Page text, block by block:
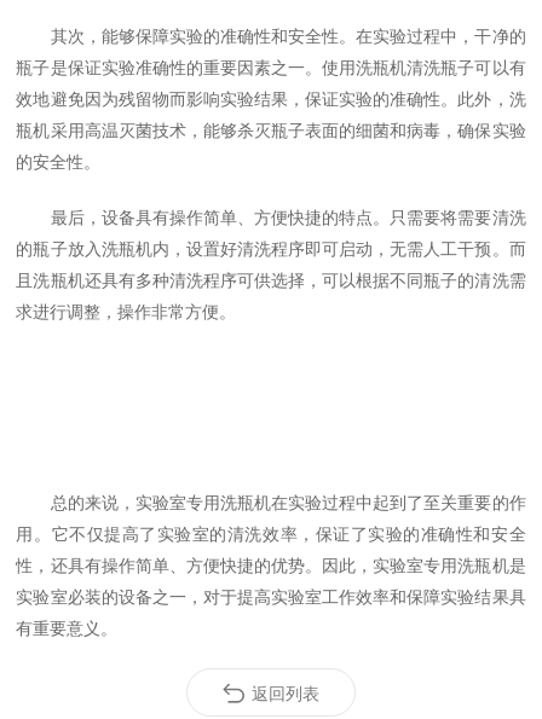
其次，能够保障实验的准确性和安全性。在实验过程中，干净的
瓶子是保证实验准确性的重要因素之一。使用洗瓶机清洗瓶子可以有
效地避免因为残留物而影响实验结果，保证实验的准确性。此外，洗
瓶机采用高温灭菌技术，能够杀灭瓶子表面的细菌和病毒，确保实验
的安全性。
最后，设备具有操作简单、方便快捷的特点。只需要将需要清洗
的瓶子放入洗瓶机内，设置好清洗程序即可启动，无需人工干预。而
且洗瓶机还具有多种清洗程序可供选择，可以根据不同瓶子的清洗需
求进行调整，操作非常方便。
总的来说，实验室专用洗瓶机在实验过程中起到了至关重要的作
用。它不仅提高了实验室的清洗效率，保证了实验的准确性和安全
性，还具有操作简单、方便快捷的优势。因此，实验室专用洗瓶机是
实验室必装的设备之一，对于提高实验室工作效率和保障实验结果具
有重要意义。
返回列表